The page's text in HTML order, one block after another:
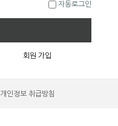
자동로그인
회원 가입
개인정보 취급방침